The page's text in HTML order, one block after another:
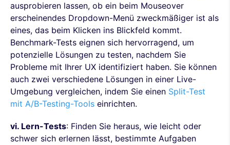
ausprobieren lassen, ob ein beim Mouseover
erscheinendes Dropdown-Menü zweckmäßiger ist als
eines, das beim Klicken ins Blickfeld kommt.
Benchmark-Tests eignen sich hervorragend, um
potenzielle Lösungen zu testen, nachdem Sie
Probleme mit Ihrer UX identifiziert haben. Sie können
auch zwei verschiedene Lösungen in einer Live-
Umgebung vergleichen, indem Sie einen Split-Test
mit A/B-Testing-Tools einrichten.
vi. Lern-Tests: Finden Sie heraus, wie leicht oder
schwer sich erlernen lässt, bestimmte Aufgaben